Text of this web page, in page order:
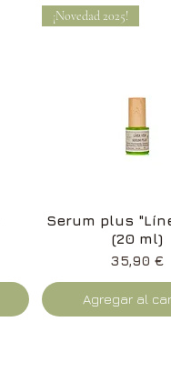
Vista
¡Novedad 2025!
Serum plus
(20 ml)
Precio
35,90 €
Agregar al